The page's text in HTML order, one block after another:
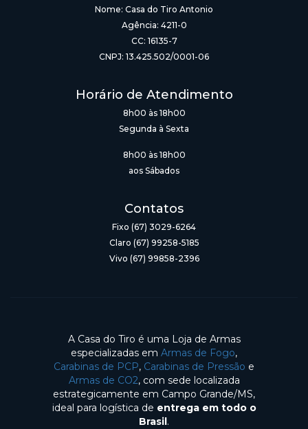
Nome: Casa do Tiro Antonio
Agência: 4211-0
CC: 16135-7
CNPJ: 13.425.502/0001-06
Horário de Atendimento
8h00 às 18h00
Segunda à Sexta
8h00 às 18h00
aos Sábados
Contatos
Fixo (67) 3029-6264
Claro (67) 99258-5185
Vivo (67) 99858-2396
A Casa do Tiro é uma Loja de Armas
especializadas em Armas de Fogo,
Carabinas de PCP, Carabinas de Pressão e
Armas de CO2, com sede localizada
estrategicamente em Campo Grande/MS,
ideal para logística de entrega em todo o
Brasil .